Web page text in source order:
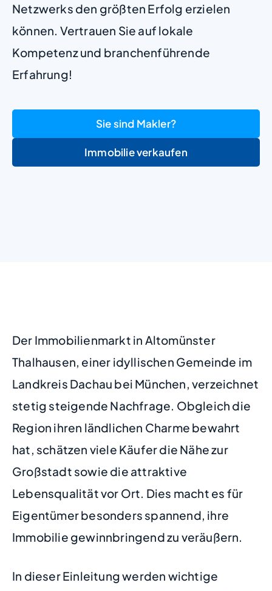
Netzwerks den größten Erfolg erzielen
können. Vertrauen Sie auf lokale
Kompetenz und branchenführende
Erfahrung!
Sie sind Makler?
Immobilie verkaufen
Der Immobilienmarkt in Altomünster
Thalhausen, einer idyllischen Gemeinde im
Landkreis Dachau bei München, verzeichnet
stetig steigende Nachfrage. Obgleich die
Region ihren ländlichen Charme bewahrt
hat, schätzen viele Käufer die Nähe zur
Großstadt sowie die attraktive
Lebensqualität vor Ort. Dies macht es für
Eigentümer besonders spannend, ihre
Immobilie gewinnbringend zu veräußern.
In dieser Einleitung werden wichtige